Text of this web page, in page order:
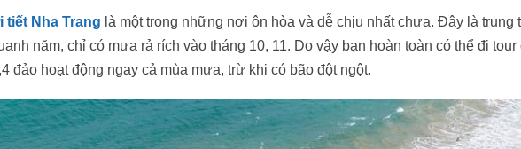
tiết Nha Trang là một trong những nơi ôn hòa và dễ chịu nhất chưa. Đây là trung
năm, chỉ có mưa rả rích vào tháng 10, 11. Do vậy bạn hoàn toàn có thể đi tour
đảo hoạt động ngay cả mùa mưa, trừ khi có bão đột ngột.